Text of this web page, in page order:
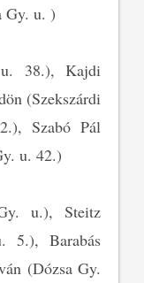
Gy. u. )
38.), Kajdi
(Szekszárdi
Szabó Pál
u. 42.)
u.), Steitz
5.), Barabás
(Dózsa Gy.